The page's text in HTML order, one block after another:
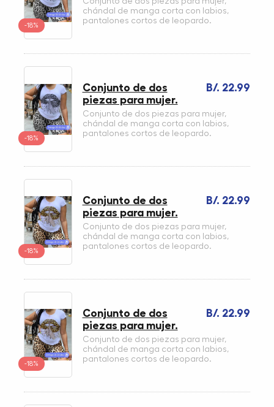
-18%
chándal de manga corta con labios,
pantalones cortos de leopardo.
-18%
B/. 22.99
Conjunto de dos
piezas para mujer.
Conjunto de dos piezas para mujer,
chándal de manga corta con labios,
pantalones cortos de leopardo.
-18%
B/. 22.99
Conjunto de dos
piezas para mujer.
Conjunto de dos piezas para mujer,
chándal de manga corta con labios,
pantalones cortos de leopardo.
-18%
B/. 22.99
Conjunto de dos
piezas para mujer.
Conjunto de dos piezas para mujer,
chándal de manga corta con labios,
pantalones cortos de leopardo.